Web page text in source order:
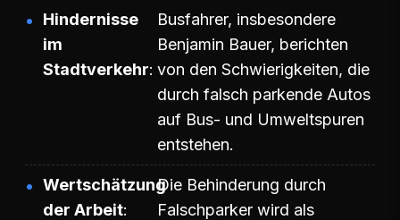
Hindernisse
im
Stadtverkehr
Busfahrer, insbesondere
Benjamin Bauer, berichten
von den Schwierigkeiten, die
durch falsch parkende Autos
auf Bus- und Umweltspuren
entstehen.
Wertschätzung
der Arbeit
Die Behinderung durch
Falschparker wird als